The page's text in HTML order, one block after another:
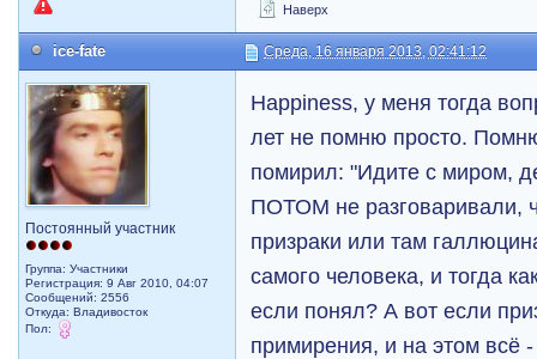
Наверх
ice-fate Среда, 16 января 2013, 02:41:12
Постоянный участник
Группа: Участники
Регистрация: 9 Авг 2010, 04:07
Сообщений: 2556
Откуда: Владивосток
Пол:
Happiness, у меня тогда
лет не помню просто.
помирил: "Идите с миром,
ПОТОМ не разговаривали,
призраки или там
самого человека, и тогда
если понял? А вот если
примирения, и на этом всё